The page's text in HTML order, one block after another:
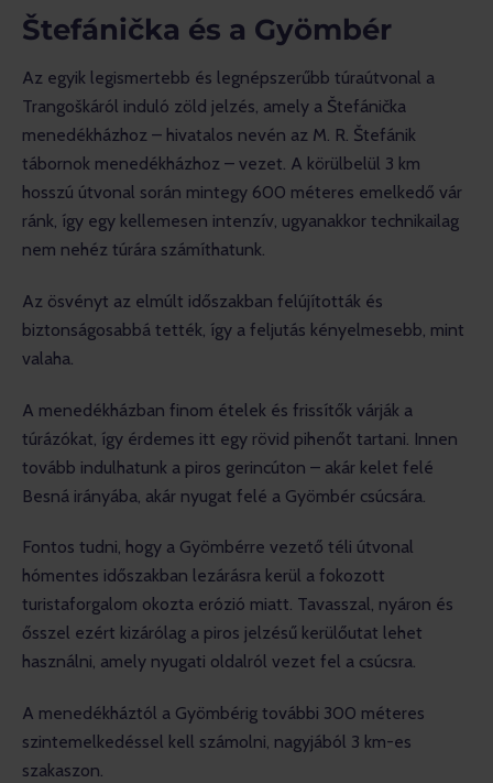
Štefánička és a Gyömbér
Az egyik legismertebb és legnépszerűbb túraútvonal a
Trangoškáról induló zöld jelzés, amely a Štefánička
menedékházhoz – hivatalos nevén az M. R. Štefánik
tábornok menedékházhoz – vezet. A körülbelül 3 km
hosszú útvonal során mintegy 600 méteres emelkedő vár
ránk, így egy kellemesen intenzív, ugyanakkor technikailag
nem nehéz túrára számíthatunk.
Az ösvényt az elmúlt időszakban felújították és
biztonságosabbá tették, így a feljutás kényelmesebb, mint
valaha.
A menedékházban finom ételek és frissítők várják a
túrázókat, így érdemes itt egy rövid pihenőt tartani. Innen
tovább indulhatunk a piros gerincúton – akár kelet felé
Besná irányába, akár nyugat felé a Gyömbér csúcsára.
Fontos tudni, hogy a Gyömbérre vezető téli útvonal
hómentes időszakban lezárásra kerül a fokozott
turistaforgalom okozta erózió miatt. Tavasszal, nyáron és
ősszel ezért kizárólag a piros jelzésű kerülőutat lehet
használni, amely nyugati oldalról vezet fel a csúcsra.
A menedékháztól a Gyömbérig további 300 méteres
szintemelkedéssel kell számolni, nagyjából 3 km-es
szakaszon.